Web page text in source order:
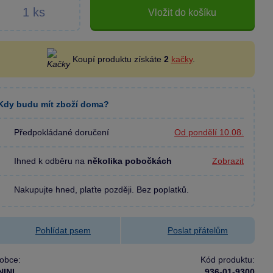
Vložit do košíku
Koupí produktu získáte 2 kačky.
budu mít zboží doma?
Předpokládané doručení Od pondělí 10.08.
Ihned k odběru na několika pobočkách Zobrazit
Nakupujte hned, plaťte později. Bez poplatků.
Pohlídat psem Poslat přátelům
Kód produktu: